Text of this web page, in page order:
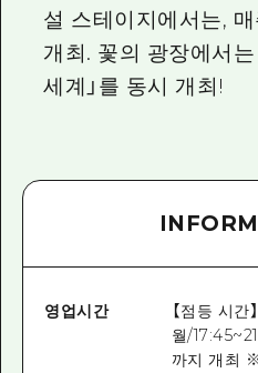
설 스테이지에서는,
개최. 꽃의 광장에서는
세계」를 동시 개최!
영업시간
【점등 시
월/
까지 개최